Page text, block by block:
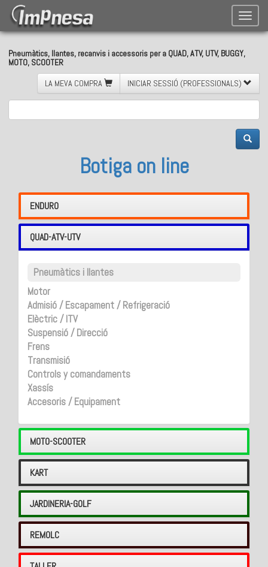
Toggle
Pneumàtics, llantes, recanvis i accessoris per a QUAD, ATV, UTV, BUGGY,
MOTO, SCOOTER
LA MEVA COMPRA
INICIAR SESSIÓ (PROFESSIONALS)
Botiga on line
ENDURO
QUAD-ATV-UTV
Pneumàtics i llantes
Motor
Admisió / Escapament / Refrigeració
Elèctric / ITV
Suspensió / Direcció
Frens
Transmisió
Controls y comandaments
Xassís
Accesoris / Equipament
MOTO-SCOOTER
KART
JARDINERIA-GOLF
REMOLC